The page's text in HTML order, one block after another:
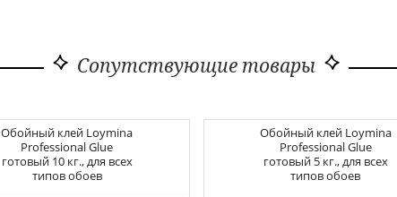
Сопутствующие товары
Обойный клей Loymina
Professional Glue
готовый 10 кг., для всех
типов обоев
Обойный клей Loymina
Professional Glue
готовый 5 кг., для всех
типов обоев